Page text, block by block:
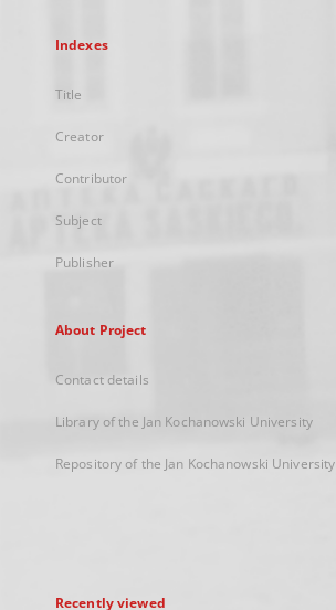
Indexes
Title
Creator
Contributor
Subject
Publisher
About Project
Contact details
Library of the Jan Kochanowski University
Repository of the Jan Kochanowski University
Recently viewed